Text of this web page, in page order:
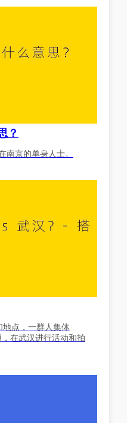
？
南京的单身人士。
点，一群人集体
在武汉进行活动和拍